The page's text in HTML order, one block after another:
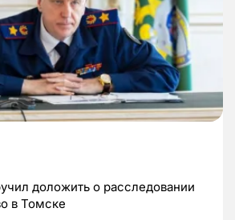
доложить о расследовании
в Томске